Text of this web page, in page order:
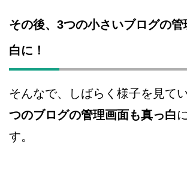
その後、3つの小さいブログの管
白に！
そんなで、しばらく様子を見てい
つのブログの管理画面も真っ白
す。